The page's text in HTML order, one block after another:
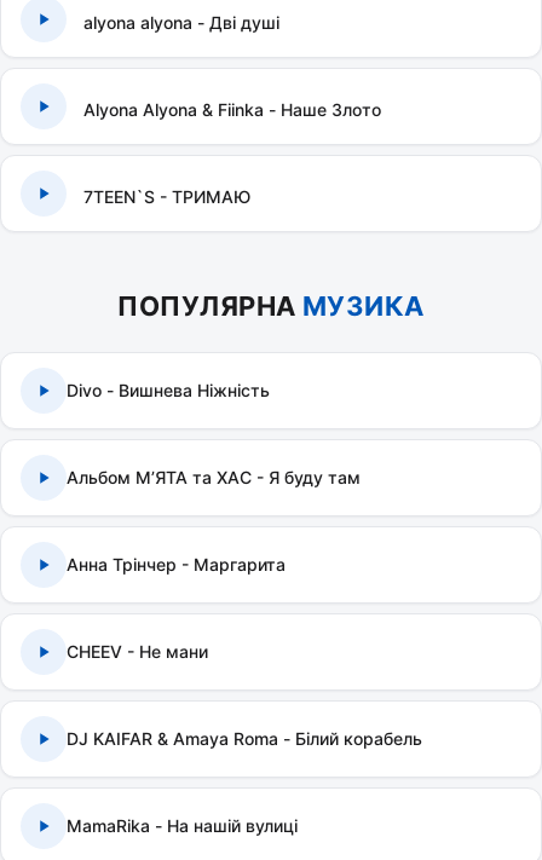
alyona alyona - Дві душі
Alyona Alyona & Fiinka - Наше Злото
7TEEN`S - ТРИМАЮ
ПОПУЛЯРНА МУЗИКА
Divo - Вишнева Ніжність
Альбом МʼЯТА та ХАС - Я буду там
Анна Трінчер - Маргарита
CHEEV - Не мани
DJ KAIFAR & Amaya Roma - Білий корабель
MamaRika - На нашій вулиці